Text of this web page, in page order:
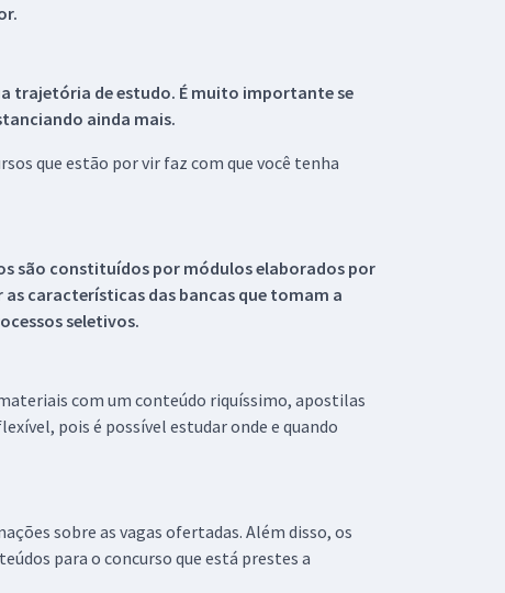
trajetória de estudo. É muito importante se
ainda mais.
que estão por vir faz com que você tenha
são constituídos por módulos elaborados por
características das bancas que tomam a
seletivos.
com um conteúdo riquíssimo, apostilas
pois é possível estudar onde e quando
sobre as vagas ofertadas. Além disso, os
para o concurso que está prestes a